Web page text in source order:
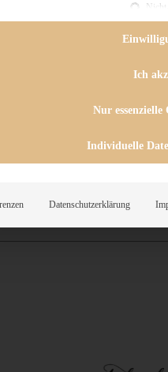
Ich
Nur essenzielle
Individuelle
Datenschutzerklärung